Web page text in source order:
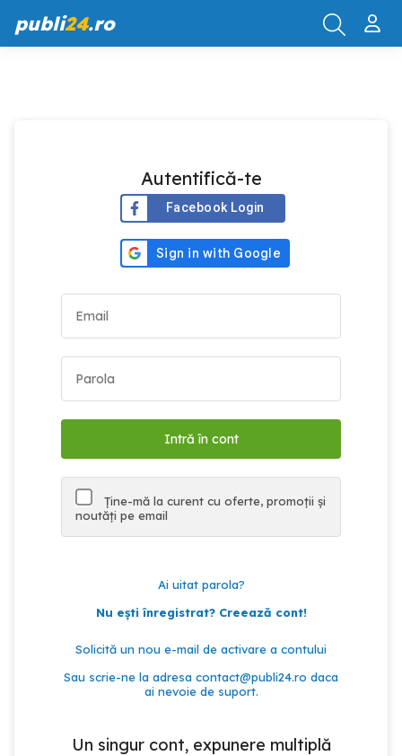
publi24.ro
Autentifică-te
Facebook Login
Ține-mă la curent cu oferte, promoții și
noutăți pe email
Ai uitat parola?
Nu ești înregistrat? Creează cont!
Solicită un nou e-mail de activare a contului
Sau scrie-ne la adresa contact@publi24.ro daca
ai nevoie de suport.
Un singur cont, expunere multiplă